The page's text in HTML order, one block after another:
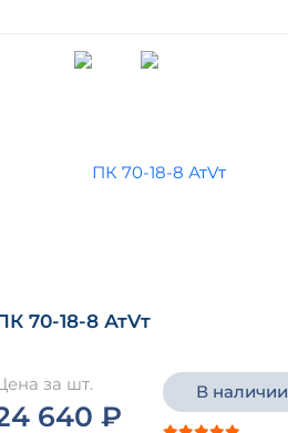
70-18-8 АтVт
за шт.
640 ₽
В наличии